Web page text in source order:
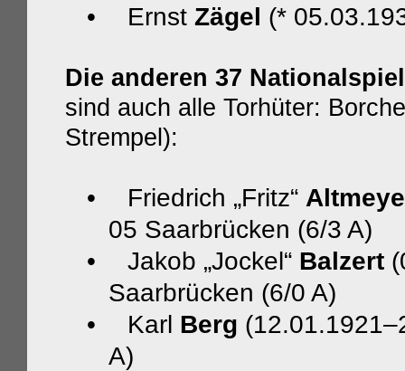
•
Ernst Zägel (*
Die anderen 37
sind auch alle Torhüter:
Strempel):
• Friedrich „Fritz“
05 Saarbrücken (6/3 A)
•
Jakob „Jockel“ Balzert
Saarbrücken (6/0 A)
•
Karl Berg
A)